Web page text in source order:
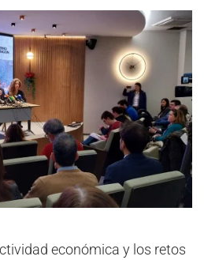
económica y los retos